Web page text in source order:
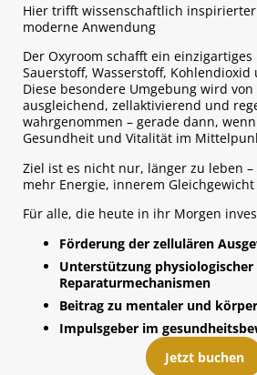
Hier trifft wissenschaftlich
moderne Anwendung
Der Oxyroom schafft ein einzigartiges
Sauerstoff, Wasserstoff,
Diese besondere Umgebung wird
ausgleichend, zellaktivierend und
wahrgenommen – gerade dann,
Gesundheit und Vitalität im
Ziel ist es nicht nur, länger zu leben
mehr Energie, innerem
Für alle, die heute in ihr Morgen
Förderung der zellulären
Unterstützung physiologischer
Reparaturmechanismen
Beitrag zu mentaler und
Impulsgeber im
Jetzt buchen